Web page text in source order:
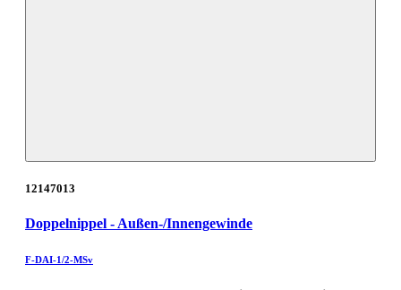
12147013
Doppelnippel - Außen-/Innengewinde
F-DAI-1/2-MSv